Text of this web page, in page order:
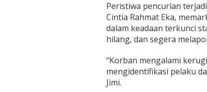
a
l
m
M
b
i
l
Peristiwa pencurian
Cintia Rahmat Eka,
dalam keadaan terkunci
hilang, dan segera
“Korban mengalami
mengidentifikasi pelaku
Jimi.